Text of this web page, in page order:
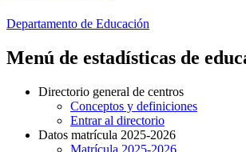
Departamento de Educación
Menú de estadísticas de
Directorio general de centros
Conceptos y definiciones
Entrar al directorio
Datos matrícula 2025-2026
Matrícula 2025-2026